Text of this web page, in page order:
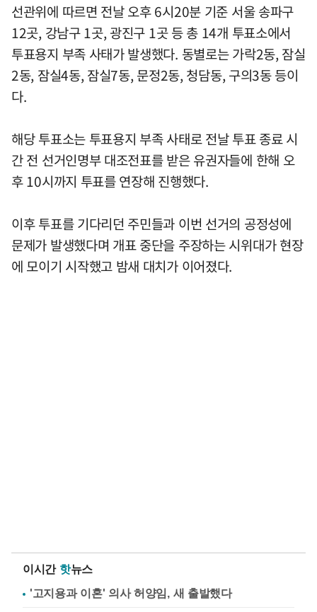
선관위에 따르면 전날 오후 6시20분 기준 서울 송파구
12곳, 강남구 1곳, 광진구 1곳 등 총 14개 투표소에서
투표용지 부족 사태가 발생했다. 동별로는 가락2동, 잠실
2동, 잠실4동, 잠실7동, 문정2동, 청담동, 구의3동 등이
다.
해당 투표소는 투표용지 부족 사태로 전날 투표 종료 시
간 전 선거인명부 대조전표를 받은 유권자들에 한해 오
후 10시까지 투표를 연장해 진행했다.
이후 투표를 기다리던 주민들과 이번 선거의 공정성에
문제가 발생했다며 개표 중단을 주장하는 시위대가 현장
에 모이기 시작했고 밤새 대치가 이어졌다.
이시간 핫뉴스
'고지용과 이혼' 의사 허양임, 새 출발했다